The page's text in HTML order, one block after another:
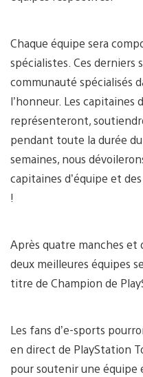
Chaque équipe sera
spécialistes. Ces derniers
communauté spécialisés
l’honneur. Les capitaines
représenteront,
pendant toute la durée
semaines, nous
capitaines d’équipe et
!
Après quatre manches et
deux meilleures équipes
titre de Champion de
Les fans d’e-sports
en direct de PlayStation
pour soutenir une équipe